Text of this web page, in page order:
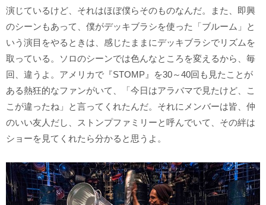
演じているけど、それはほぼ僕らそのものなんだ。また、即興
のシーンもあって、僕がデッキブラシを使った「ブルーム」と
いう演目をやるときは、感じたままにデッキブラシでリズムを
取っている。ソロのシーンでは色んなところを変えるから、毎
回、違うよ。アメリカで『STOMP』を30～40回も見たことが
ある熱狂的なファンがいて、「今日はアラバマで見たけど、こ
こが違ったね」と言ってくれたんだ。それにメンバーは皆、仲
のいい友人だし、ストンプファミリーと呼んでいて、その絆は
ショーを見てくれたら分かると思うよ。